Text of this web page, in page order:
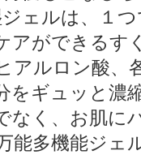
ェルは、１
アができるす
アルロン酸、
をギュッと濃
なく、お肌に
能多機能ジェ